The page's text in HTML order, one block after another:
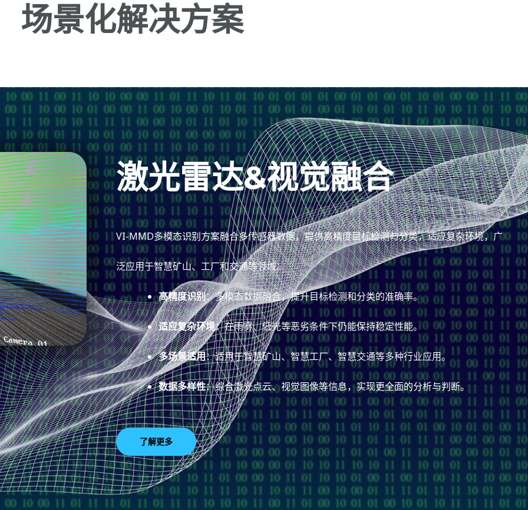
场景化解决方案
激光雷达&视觉融合
VI-MMD多模态识别方案融合多传感器数据，提供高精度目标检测与分类，适应复杂环境，广
泛应用于智慧矿山、工厂和交通等领域。
高精度识别：多模态数据融合，提升目标检测和分类的准确率。
适应复杂环境：在雨雾、低光等恶劣条件下仍能保持稳定性能。
多场景适用：适用于智慧矿山、智慧工厂、智慧交通等多种行业应用。
数据多样性：综合激光点云、视觉图像等信息，实现更全面的分析与判断。
了解更多